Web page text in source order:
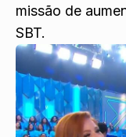
missão de
SBT.